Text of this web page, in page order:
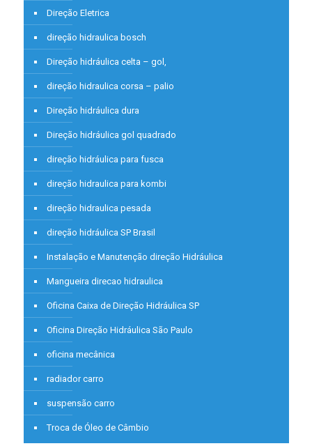
Direção Eletrica
direção hidraulica bosch
Direção hidráulica celta – gol,
direção hidraulica corsa – palio
Direção hidráulica dura
Direção hidráulica gol quadrado
direção hidráulica para fusca
direção hidraulica para kombi
direção hidraulica pesada
direção hidráulica SP Brasil
Instalação e Manutenção direção Hidráulica
Mangueira direcao hidraulica
Oficina Caixa de Direção Hidráulica SP
Oficina Direção Hidráulica São Paulo
oficina mecânica
radiador carro
suspensão carro
Troca de Óleo de Câmbio